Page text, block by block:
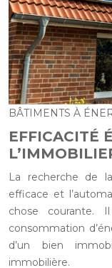
BÂTIMENTS À
EFFICACITÉ
La recherche de
efficace et
chose courante.
consommation
d’un bien
immobilière.